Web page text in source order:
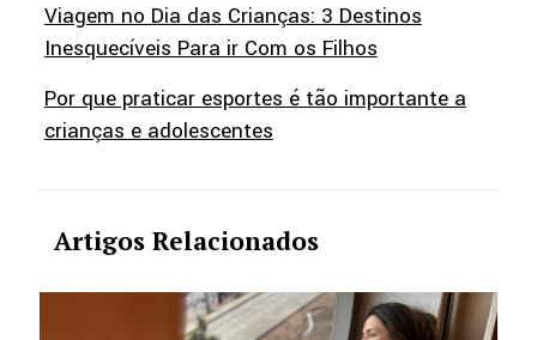
Viagem no Dia das Crianças: 3 Destinos
Inesquecíveis Para ir Com os Filhos
Por que praticar esportes é tão importante a
crianças e adolescentes
Artigos Relacionados